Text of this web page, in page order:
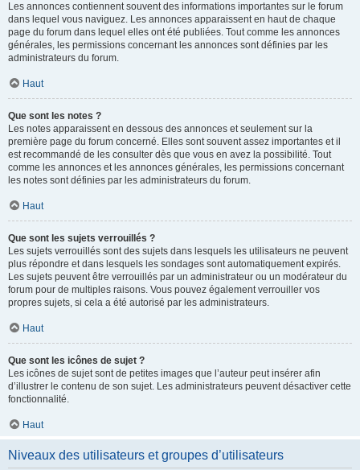
Les annonces contiennent souvent des informations importantes sur le forum
dans lequel vous naviguez. Les annonces apparaissent en haut de chaque
page du forum dans lequel elles ont été publiées. Tout comme les annonces
générales, les permissions concernant les annonces sont définies par les
administrateurs du forum.
Haut
Que sont les notes ?
Les notes apparaissent en dessous des annonces et seulement sur la
première page du forum concerné. Elles sont souvent assez importantes et il
est recommandé de les consulter dès que vous en avez la possibilité. Tout
comme les annonces et les annonces générales, les permissions concernant
les notes sont définies par les administrateurs du forum.
Haut
Que sont les sujets verrouillés ?
Les sujets verrouillés sont des sujets dans lesquels les utilisateurs ne peuvent
plus répondre et dans lesquels les sondages sont automatiquement expirés.
Les sujets peuvent être verrouillés par un administrateur ou un modérateur du
forum pour de multiples raisons. Vous pouvez également verrouiller vos
propres sujets, si cela a été autorisé par les administrateurs.
Haut
Que sont les icônes de sujet ?
Les icônes de sujet sont de petites images que l’auteur peut insérer afin
d’illustrer le contenu de son sujet. Les administrateurs peuvent désactiver cette
fonctionnalité.
Haut
Niveaux des utilisateurs et groupes d’utilisateurs